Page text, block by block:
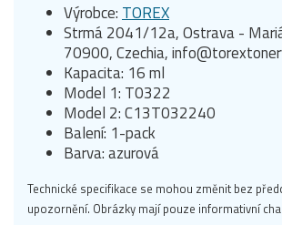
Výrobce:TOREX
Strmá 2041/12a, Ostrava -
70900, Czechia,
Kapacita: 16 ml
Model 1: T0322
Model 2: C13T032240
Balení: 1-pack
Barva: azurová
Technické specifikace se mohou změnit bez
upozornění. Obrázky mají pouze informativní